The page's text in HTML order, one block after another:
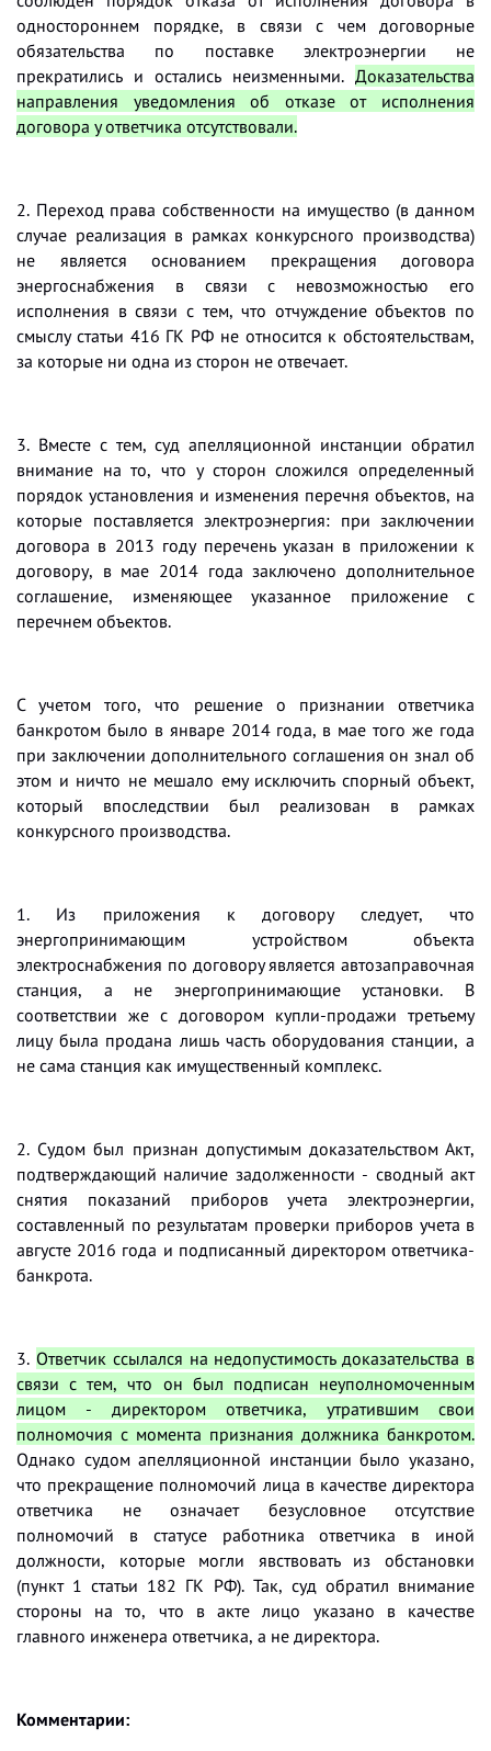
одностороннем порядке, в связи с чем договорные
обязательства по поставке электроэнергии не
прекратились и остались неизменными. Доказательства
направления уведомления об отказе от исполнения
договора у ответчика отсутствовали.
2. Переход права собственности на имущество (в данном
случае реализация в рамках конкурсного производства)
не является основанием прекращения договора
энергоснабжения в связи с невозможностью его
исполнения в связи с тем, что отчуждение объектов по
смыслу статьи 416 ГК РФ не относится к обстоятельствам,
за которые ни одна из сторон не отвечает.
3. Вместе с тем, суд апелляционной инстанции обратил
внимание на то, что у сторон сложился определенный
порядок установления и изменения перечня объектов, на
которые поставляется электроэнергия: при заключении
договора в 2013 году перечень указан в приложении к
договору, в мае 2014 года заключено дополнительное
соглашение, изменяющее указанное приложение с
перечнем объектов.
С учетом того, что решение о признании ответчика
банкротом было в январе 2014 года, в мае того же года
при заключении дополнительного соглашения он знал об
этом и ничто не мешало ему исключить спорный объект,
который впоследствии был реализован в рамках
конкурсного производства.
1. Из приложения к договору следует, что
энергопринимающим устройством объекта
электроснабжения по договору является автозаправочная
станция, а не энергопринимающие установки. В
соответствии же с договором купли-продажи третьему
лицу была продана лишь часть оборудования станции, а
не сама станция как имущественный комплекс.
2. Судом был признан допустимым доказательством Акт,
подтверждающий наличие задолженности - сводный акт
снятия показаний приборов учета электроэнергии,
составленный по результатам проверки приборов учета в
августе 2016 года и подписанный директором ответчика-
банкрота.
3. Ответчик ссылался на недопустимость доказательства в
связи с тем, что он был подписан неуполномоченным
лицом - директором ответчика, утратившим свои
полномочия с момента признания должника банкротом.
Однако судом апелляционной инстанции было указано,
что прекращение полномочий лица в качестве директора
ответчика не означает безусловное отсутствие
полномочий в статусе работника ответчика в иной
должности, которые могли явствовать из обстановки
(пункт 1 статьи 182 ГК РФ). Так, суд обратил внимание
стороны на то, что в акте лицо указано в качестве
главного инженера ответчика, а не директора.
Комментарии: